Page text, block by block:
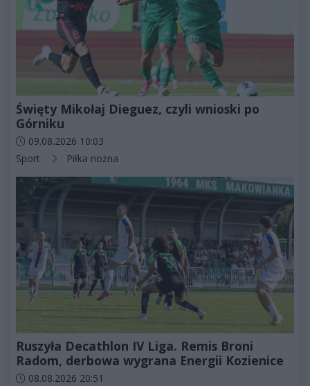
Święty Mikołaj Dieguez, czyli wnioski po
Górniku
Data dodania artykułu:
09.08.2026 10:03
Kategorie artykułu:
Sport Piłka nożna
Ruszyła Decathlon IV Liga. Remis Broni
Radom, derbowa wygrana Energii Kozienice
Data dodania artykułu:
08.08.2026 20:51